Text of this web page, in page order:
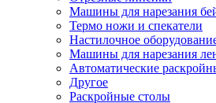
Машины для нарезания
Термо ножи и спекатели
Настилочное
Машины для нарезания
Автоматические
Другое
Раскройные столы